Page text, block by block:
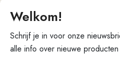
Welkom!
Schrijf je in voor onze
alle info over nieuwe